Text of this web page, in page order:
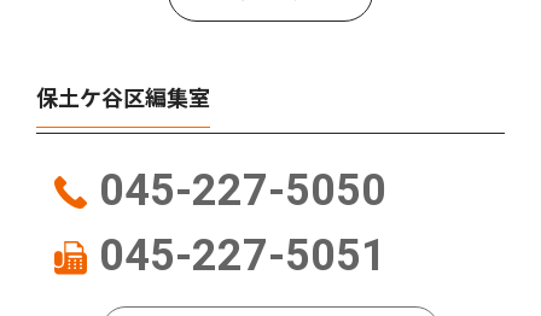
保土ケ谷区編集室
045-227-5050
045-227-5051